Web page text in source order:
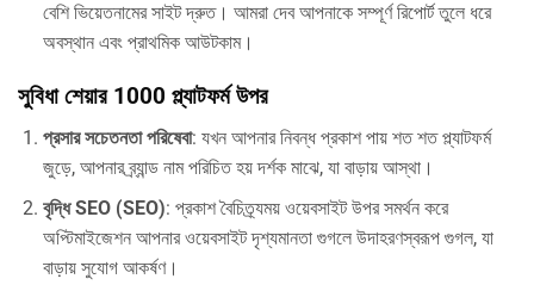
বেশি ভিয়েতনামের সাইট দ্রুত। আমরা দেব আপনাকে সম্পূর্ণ রিপোর্ট তুলে ধরে
অবস্থান এবং প্রাথমিক আউটকাম।
সুবিধা শেয়ার 1000 প্ল্যাটফর্ম উপর
প্রসার সচেতনতা পরিষেবা: যখন আপনার নিবন্ধ প্রকাশ পায় শত শত প্ল্যাটফর্ম
জুড়ে, আপনার ব্র্যান্ড নাম পরিচিত হয় দর্শক মাঝে, যা বাড়ায় আস্থা।
বৃদ্ধি SEO (SEO): প্রকাশ বৈচিত্র্যময় ওয়েবসাইট উপর সমর্থন করে
অপ্টিমাইজেশন আপনার ওয়েবসাইট দৃশ্যমানতা গুগলে উদাহরণস্বরূপ গুগল, যা
বাড়ায় সুযোগ আকর্ষণ।